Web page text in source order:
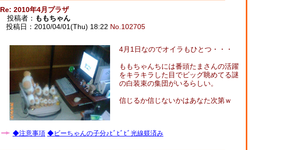
Re: 2010年4月プラザ
投稿者： ももちゃん
投稿日：2010/04/01(Thu) 18:22 No.102705
4月1日なのでオイラもひとつ・・・
ももちゃんちには番頭たまさんの活躍
をキラキラした目でビッグ眺めてる謎
の白装束の集団がいるらしい。
信じるか信じないかはあなた次第ｗ
◆注意事項 ◆ビーちゃんの子分♪ﾋﾞﾋﾞﾋﾞ光線躾済み